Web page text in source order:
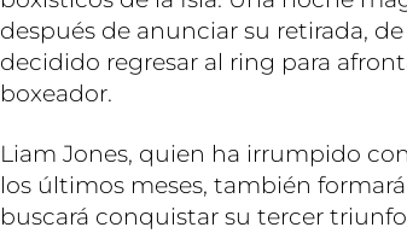
después de anunciar su retirada,
decidido regresar al ring para
boxeador.
Liam Jones, quien ha irrumpido
los últimos meses, también
buscará conquistar su tercer